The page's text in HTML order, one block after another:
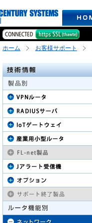
ホーム お客様サポート